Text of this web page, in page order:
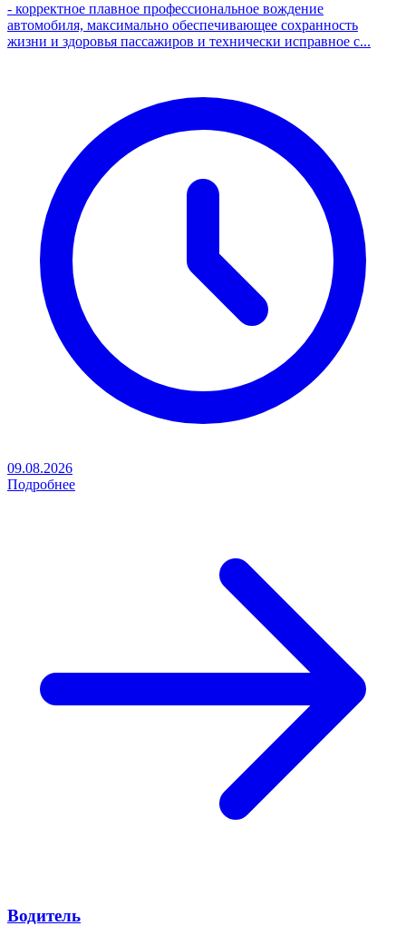
- корректное плавное профессиональное вождение
автомобиля, максимально обеспечивающее сохранность
жизни и здоровья пассажиров и технически исправное с...
09.08.2026
Подробнее
Водитель